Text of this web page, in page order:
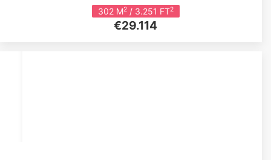
302 M2/ 3.251 FT2
€29.114